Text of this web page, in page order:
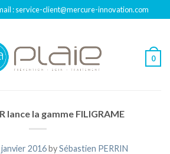
: service-client@mercure-innovation.com
0
lance la gamme FILIGRAME
2016bySébastien PERRIN